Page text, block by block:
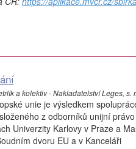
a kolektiv - Nakladatelství Leges, s.
unie je výsledkem
z odborníků unijní právo
Univerzity Karlovy v Praze a
dvoru EU a v Kanceláři